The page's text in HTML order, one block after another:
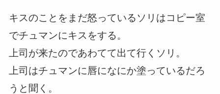
キスのことをまだ怒っているソリはコピー室
でチュマンにキスをする。
上司が来たのであわてて出て行くソリ。
上司はチュマンに唇になにか塗っているだろ
うと聞く。